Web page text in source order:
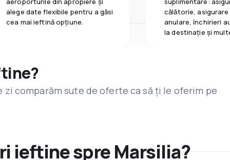
alege date flexibile pentru a găsi
cea mai ieftină opțiune.
călătorie,
anulare, închirieri
la destinaţie și
comparăm sute de oferte ca să ți le oferim pe
ieftine spre Marsilia?